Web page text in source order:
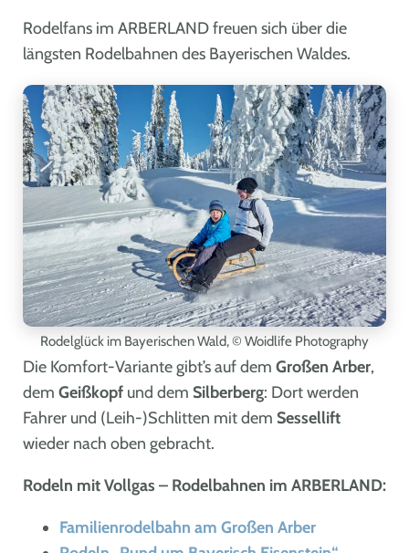
Rodelfans im ARBERLAND freuen sich über die
längsten Rodelbahnen des Bayerischen Waldes.
Rodelglück im Bayerischen Wald,© Woidlife Photography
Die Komfort-Variante gibt’s auf dem Großen Arber,
dem Geißkopf und dem Silberberg: Dort werden
Fahrer und (Leih-)Schlitten mit dem Sessellift
wieder nach oben gebracht.
Rodeln mit Vollgas – Rodelbahnen im ARBERLAND:
Familienrodelbahn am Großen Arber